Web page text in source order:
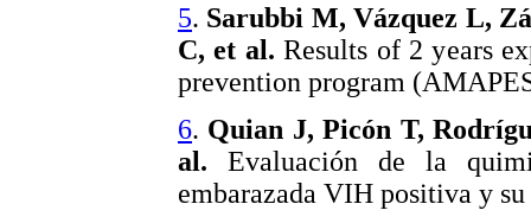
5. Sarubbi M, Vázquez L,
C, et al.Results of 2 years
prevention program
6. Quian J, Picón T,
al. Evaluación de la
embarazada VIH positiva y